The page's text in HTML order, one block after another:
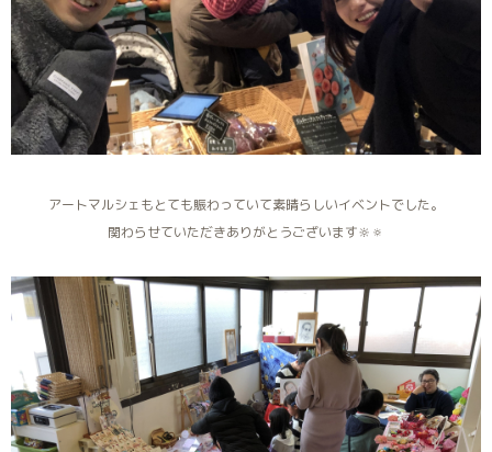
アートマルシェもとても賑わっていて素晴らしいイベントでした。
関わらせていただきありがとうございます🔆🔅